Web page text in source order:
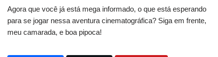
Agora que você já está mega informado, o que está esperando
para se jogar nessa aventura cinematográfica? Siga em frente,
meu camarada, e boa pipoca!